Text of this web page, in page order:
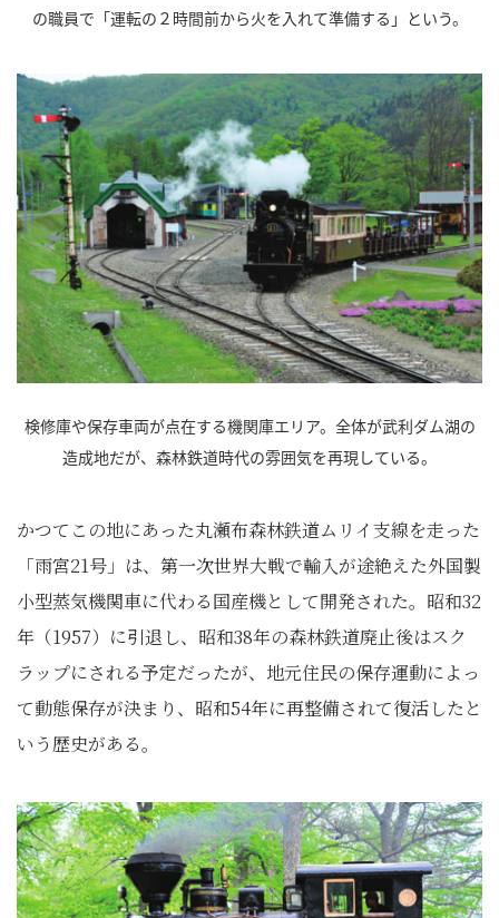
の職員で「運転の２時間前から火を入れて準備する」という。
検修庫や保存車両が点在する機関庫エリア。全体が武利ダム湖の
造成地だが、森林鉄道時代の雰囲気を再現している。
かつてこの地にあった丸瀬布森林鉄道ムリイ支線を走った
「雨宮21号」は、第一次世界大戦で輸入が途絶えた外国製
小型蒸気機関車に代わる国産機として開発された。昭和32
年（1957）に引退し、昭和38年の森林鉄道廃止後はスク
ラップにされる予定だったが、地元住民の保存運動によっ
て動態保存が決まり、昭和54年に再整備されて復活したと
いう歴史がある。